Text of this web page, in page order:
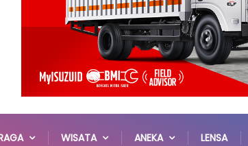
WISATA ANEKA LENSA